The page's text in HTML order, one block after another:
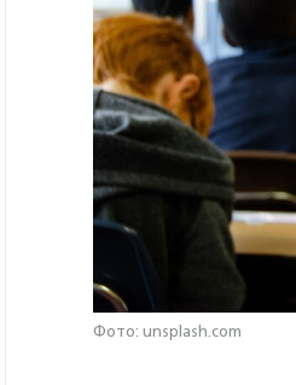
Фото: unsplash.com